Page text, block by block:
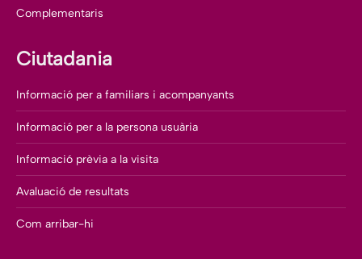
Complementaris
Ciutadania
Informació per a familiars i acompanyants
Informació per a la persona usuària
Informació prèvia a la visita
Avaluació de resultats
Com arribar-hi